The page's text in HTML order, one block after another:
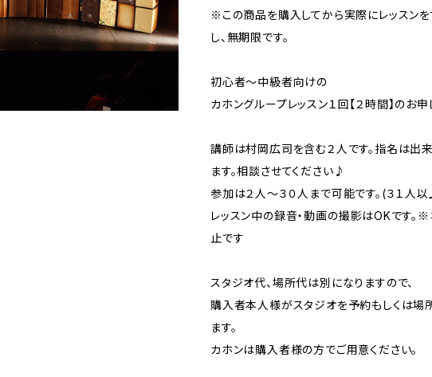
※この商品を購入してから実際にレッスン
し、無期限です。
初心者～中級者向けの
カホングループレッスン１回【２時間】のお申
講師は村岡広司を含む２人です。指名は出
ます。相談させてください♪
参加は２人～３０人まで可能です。(３１人
レッスン中の録音・動画の撮影はOKです。
止です
スタジオ代、場所代は別になりますので、
購入者本人様がスタジオを予約もしくは場
ます。
カホンは購入者様の方でご用意ください。